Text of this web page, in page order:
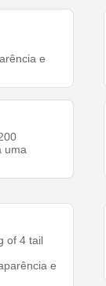
e
uma
of 4 tail
e